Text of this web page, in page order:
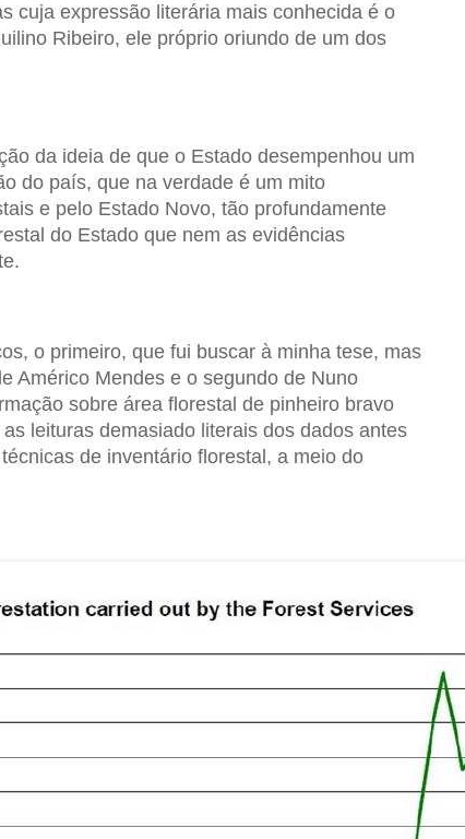
cuja expressão literária mais conhecida é o
Ribeiro, ele próprio oriundo de um dos
da ideia de que o Estado desempenhou um
do país, que na verdade é um mito
e pelo Estado Novo, tão profundamente
do Estado que nem as evidências
o primeiro, que fui buscar à minha tese, mas
Américo Mendes e o segundo de Nuno
sobre área florestal de pinheiro bravo
leituras demasiado literais dos dados antes
de inventário florestal, a meio do